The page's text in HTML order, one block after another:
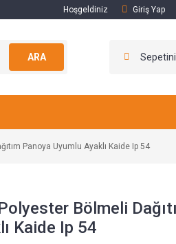
Hoşgeldiniz Giriş Yap
ARA
Panoya Uyumlu Ayaklı Kaide Ip 54
Bölmeli
Kaide Ip 54